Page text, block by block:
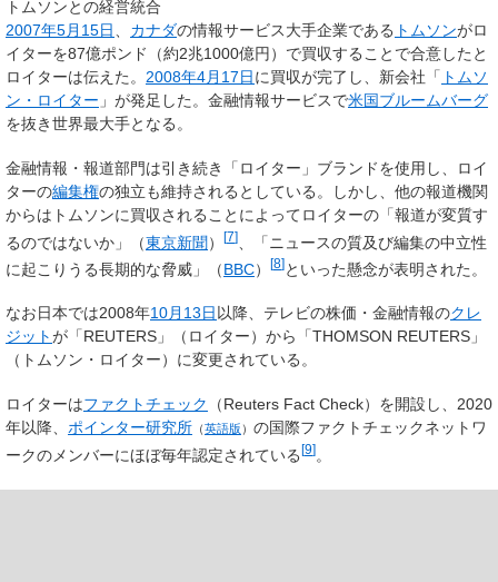
トムソンとの経営統合
2007年5月15日 カナダの情報サービス大手企業である トムソンがロ
イターを87億ポンド（約2兆1000億円）で買収することで合意したと
ロイターは伝えた。 2008年4月17日に買収が完了し、新会社「 トムソ
ン・ロイター 」が発足した。金融情報サービスで米国ブルームバーグ
を抜き世界最大手となる。
金融情報・報道部門は引き続き「ロイター」ブランドを使用し、ロイ
ターの編集権の独立も維持されるとしている。しかし、他の報道機関
からはトムソンに買収されることによってロイターの「報道が変質す
るのではないか」（東京新聞） [7]
、「ニュースの質及び編集の中立性
に起こりうる長期的な脅威」（BBC） [8] といった懸念が表明された。
なお日本では2008年10月13日 以降、テレビの株価・金融情報のクレ
ジットが「REUTERS 」（ロイター）から「THOMSON REUTERS 」
（トムソン・ロイター）に変更されている。
ロイターはファクトチェック
（Reuters Fact Check）を開設し、2020
年以降、 ポインター研究所 （英語版 ） の国際ファクトチェックネットワ
ークのメンバーにほぼ毎年認定されている [9] 。